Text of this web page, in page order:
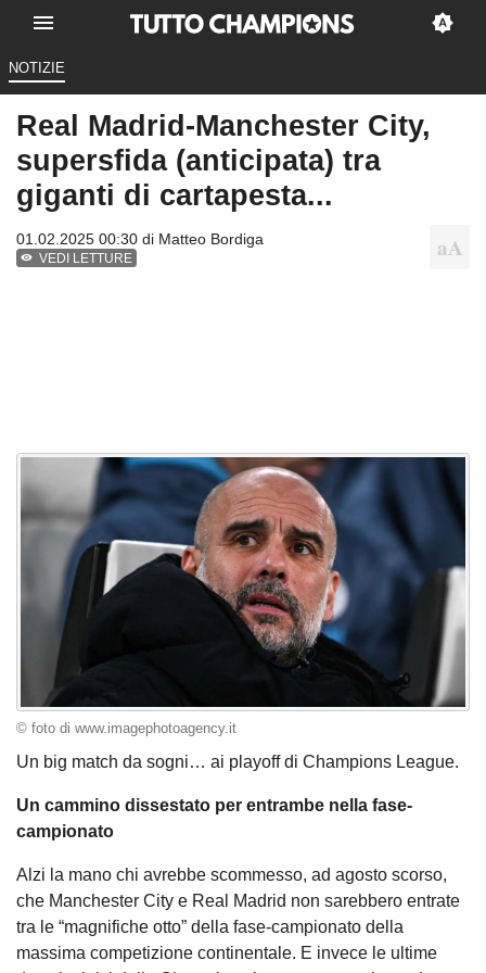
NOTIZIE
Real Madrid-Manchester City,
supersfida (anticipata) tra
giganti di cartapesta...
01.02.2025 00:30 di Matteo Bordiga
VEDI LETTURE
© foto di www.imagephotoagency.it
Un big match da sogni… ai playoff di Champions League.
Un cammino dissestato per entrambe nella fase-
campionato
Alzi la mano chi avrebbe scommesso, ad agosto scorso,
che Manchester City e Real Madrid non sarebbero entrate
tra le “magnifiche otto” della fase-campionato della
massima competizione continentale. E invece le ultime